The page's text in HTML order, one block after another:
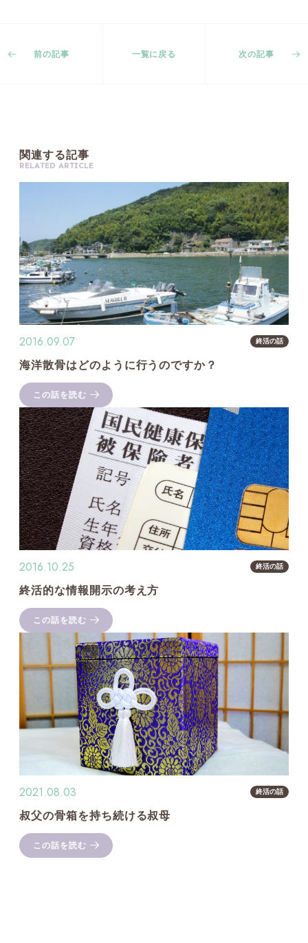
前の記事 一覧に戻る 次の記事
関連する記事
RELATED ARTICLE
2016.09.07 終活の話
海洋散骨はどのように行うのですか？
この話を読む
2016.10.25 終活の話
終活的な情報開示の考え方
この話を読む
2021.08.03 終活の話
叔父の骨箱を持ち続ける叔母
この話を読む